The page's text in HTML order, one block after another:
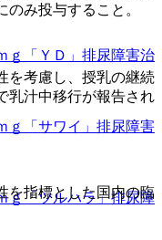
「ＹＤ」 排尿障害治
「サワイ」 排尿障害
ｇ「ツルハラ」排尿障
み投与すること。
を考慮し、授乳の継続
乳汁中移行が報告され
を指標とした国内の臨